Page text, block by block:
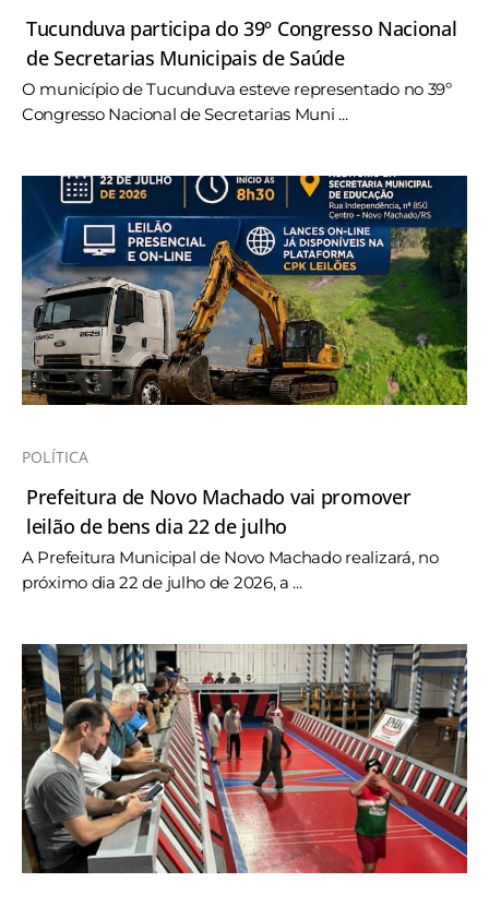
Tucunduva participa do 39º Congresso Nacional
de Secretarias Municipais de Saúde
O município de Tucunduva esteve representado no 39º
Congresso Nacional de Secretarias Muni ...
POLÍTICA
Prefeitura de Novo Machado vai promover
leilão de bens dia 22 de julho
A Prefeitura Municipal de Novo Machado realizará, no
próximo dia 22 de julho de 2026, a ...